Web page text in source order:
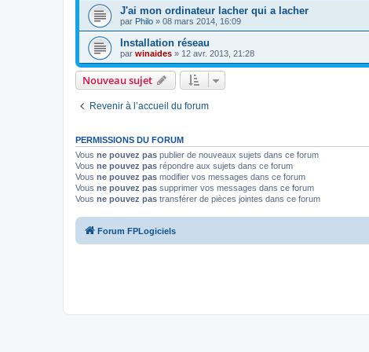
J'ai mon ordinateur lacher qui a lacher
par Philo » 08 mars 2014, 16:09
Installation réseau
par winaides » 12 avr. 2013, 21:28
Nouveau sujet
Revenir à l’accueil du forum
PERMISSIONS DU FORUM
Vous ne pouvez pas publier de nouveaux sujets dans ce forum
Vous ne pouvez pas répondre aux sujets dans ce forum
Vous ne pouvez pas modifier vos messages dans ce forum
Vous ne pouvez pas supprimer vos messages dans ce forum
Vous ne pouvez pas transférer de pièces jointes dans ce forum
Forum FPLogiciels